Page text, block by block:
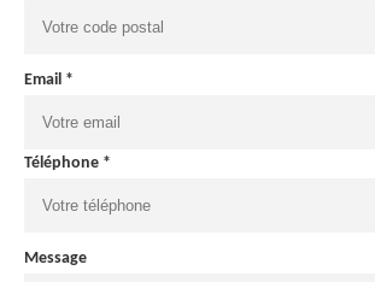
Email *
Téléphone *
Message